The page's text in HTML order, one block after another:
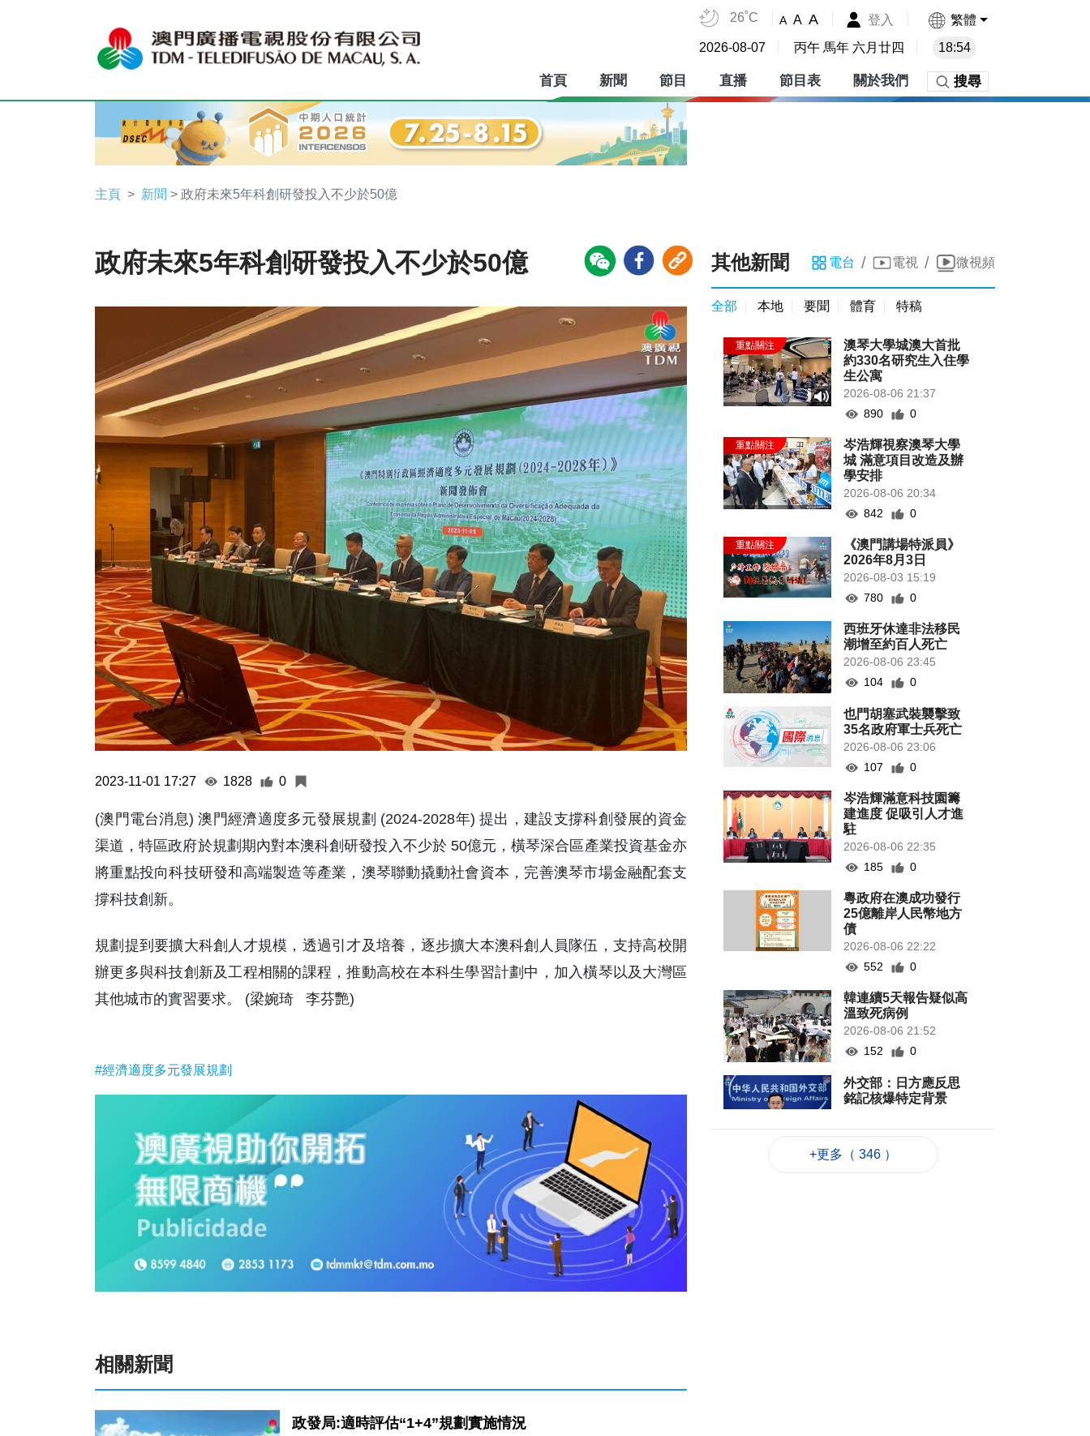
26˚C A A A 登入 繁體
2026-08-07 丙午 馬年 六月廿四 18:54
首頁 新聞 節目 直播 節目表 關於我們 搜尋
主頁 新聞 > 政府未來5年科創研發投入不少於50億
政府未來5年科創研發投入不少於50億
2023-11-01 17:27 1828 0
(澳門電台消息) 澳門經濟適度多元發展規劃 (2024-2028年) 提出，建設支撐科創發展的資金
渠道，特區政府於規劃期內對本澳科創研發投入不少於 50億元，橫琴深合區產業投資基金亦
將重點投向科技研發和高端製造等產業，澳琴聯動撬動社會資本，完善澳琴市場金融配套支
撐科技創新。
規劃提到要擴大科創人才規模，透過引才及培養，逐步擴大本澳科創人員隊伍，支持高校開
辦更多與科技創新及工程相關的課程，推動高校在本科生學習計劃中，加入橫琴以及大灣區
其他城市的實習要求。 (梁婉琦 李芬艷)
#經濟適度多元發展規劃
相關新聞
政發局:適時評估“1+4”規劃實施情況
其他新聞 電台 / 電視 / 微視頻
全部 本地 要聞 體育 特稿
澳琴大學城澳大首批
約330名研究生入住學
生公寓
2026-08-06 21:37
890
0
岑浩輝視察澳琴大學
城 滿意項目改造及辦
學安排
2026-08-06 20:34
842
0
《澳門講場特派員》
2026年8月3日
2026-08-03 15:19
780
0
西班牙休達非法移民
潮增至約百人死亡
2026-08-06 23:45
104
0
也門胡塞武裝襲擊致
35名政府軍士兵死亡
2026-08-06 23:06
107
0
岑浩輝滿意科技園籌
建進度 促吸引人才進
駐
2026-08-06 22:35
185
0
粵政府在澳成功發行
25億離岸人民幣地方
債
2026-08-06 22:22
552
0
韓連續5天報告疑似高
溫致死病例
2026-08-06 21:52
152
0
外交部：日方應反思
銘記核爆特定背景
+更多（ 346 ）